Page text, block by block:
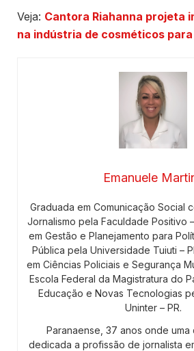
Veja: Cantora Riahanna projeta
na indústria de cosméticos
Emanuele
Graduada em Comunicação Social
Jornalismo pela Faculdade Positivo
em Gestão e Planejamento para
Pública pela Universidade Tuiuti –
em Ciências Policiais e Segurança
Escola Federal da Magistratura do
Educação e Novas Tecnologias
Uninter – PR.
Paranaense, 37 anos onde uma
dedicada a profissão de jornalista